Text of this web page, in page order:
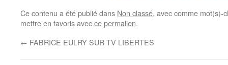
Ce contenu a été publié dans Non classé, avec comme mot(s)-
mettre en favoris avecce permalien.
← FABRICE EULRY SUR TV LIBERTES